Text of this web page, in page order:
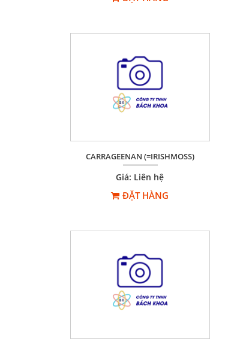
CARRAGEENAN (=IRISHMOSS)
Giá: Liên hệ
ĐẶT HÀNG